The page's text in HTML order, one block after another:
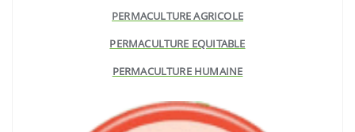
PERMACULTURE AGRICOLE
PERMACULTURE EQUITABLE
PERMACULTURE HUMAINE